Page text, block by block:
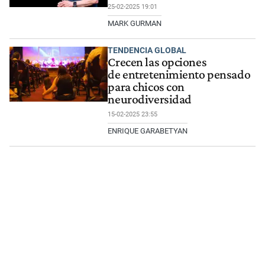
25-02-2025 19:01
MARK GURMAN
TENDENCIA GLOBAL
Crecen las opciones
de entretenimiento pensado
para chicos con
neurodiversidad
15-02-2025 23:55
ENRIQUE GARABETYAN